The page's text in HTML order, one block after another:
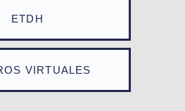
ETDH
VIRTUALES